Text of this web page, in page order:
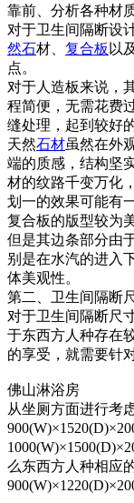
靠前、分析各种材
对于卫生间隔断设
然石材、 复合板 以及
点。
对于人造板来说，
程简便，无需花费
缝处理，起到较好
天然石材虽然在外
端的质感，结构坚
材的纹路千变万化
划一的效果可能有
复合板的版型较为
但是其边条部分由
别是在水汽的进入
体美观性。
第二、卫生间隔断
对于卫生间隔断尺
于东西方人种存在
的享受，就需要针
佛山淋浴房
从坐厕方面进行考
么东西方人种相应